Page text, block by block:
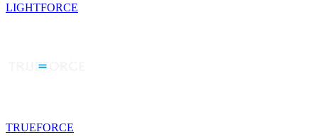
LIGHTFORCE
TRUEFORCE